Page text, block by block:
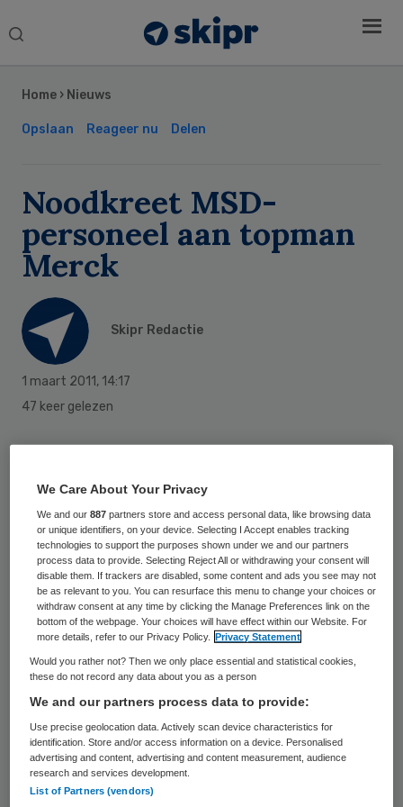
Search
Home › Nieuws
Opslaan Reageer nu Delen
Noodkreet MSD-
personeel aan topman
Merck
Skipr Redactie
1 maart 2011, 14:17
47 keer gelezen
Organon, hebben een bezorgde brief
gestuurd aan topman Ken Frazier van het
Amerikaanse moederconcern Merck. Het
personeel wil dat Frazier terugkomt van het
besluit de stekker te trekken uit een
“veelbelovend overnameplan”.
Afgeblazen overname
Bij het farmaceutische bedrijf dreigen ruim
tweeduizend banen te verdwijnen omdat
Merck de onderzoeksafdeling naar de VS
Sidebar
We Care About Your Privacy
We and our887 partners store and access personal data, like browsing data
or unique identifiers, on your device. Selecting I Accept enables tracking
technologies to support the purposes shown under we and our partners
process data to provide. Selecting Reject All or withdrawing your consent will
disable them. If trackers are disabled, some content and ads you see may not
be as relevant to you. You can resurface this menu to change your choices or
withdraw consent at any time by clicking the Manage Preferences link on the
bottom of the webpage. Your choices will have effect within our Website. For
more details, refer to our Privacy Policy.
Privacy Statement
Would you rather not? Then we only place essential and statistical cookies,
these do not record any data about you as a person
We and our partners process data to provide:
Use precise geolocation data. Actively scan device characteristics for
identification. Store and/or access information on a device. Personalised
advertising and content, advertising and content measurement, audience
research and services development.
List of Partners (vendors)